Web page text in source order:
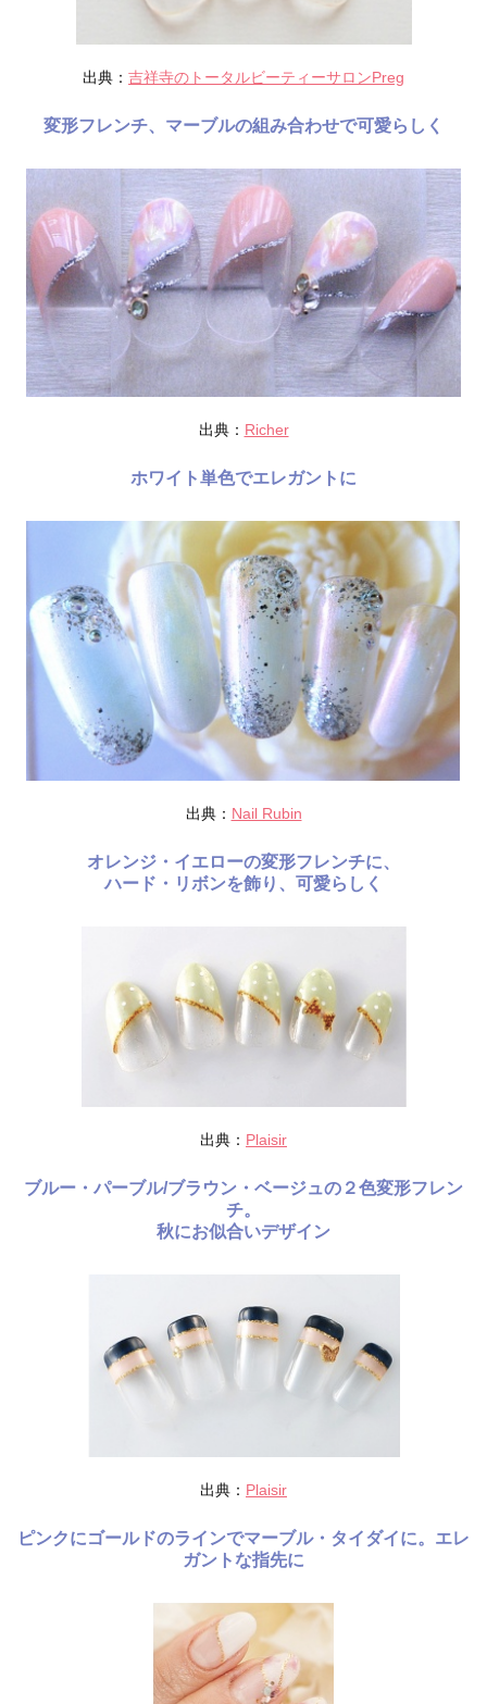
出典： 吉祥寺のトータルビーティーサロンPreg
変形フレンチ、マーブルの組み合わせで可愛らしく
出典： Richer
ホワイト単色でエレガントに
出典： Nail Rubin
オレンジ・イエローの変形フレンチに、
ハード・リボンを飾り、可愛らしく
出典： Plaisir
ブルー・パーブル/ブラウン・ベージュの２色変形フレン
チ。
秋にお似合いデザイン
出典： Plaisir
ピンクにゴールドのラインでマーブル・タイダイに。エレ
ガントな指先に